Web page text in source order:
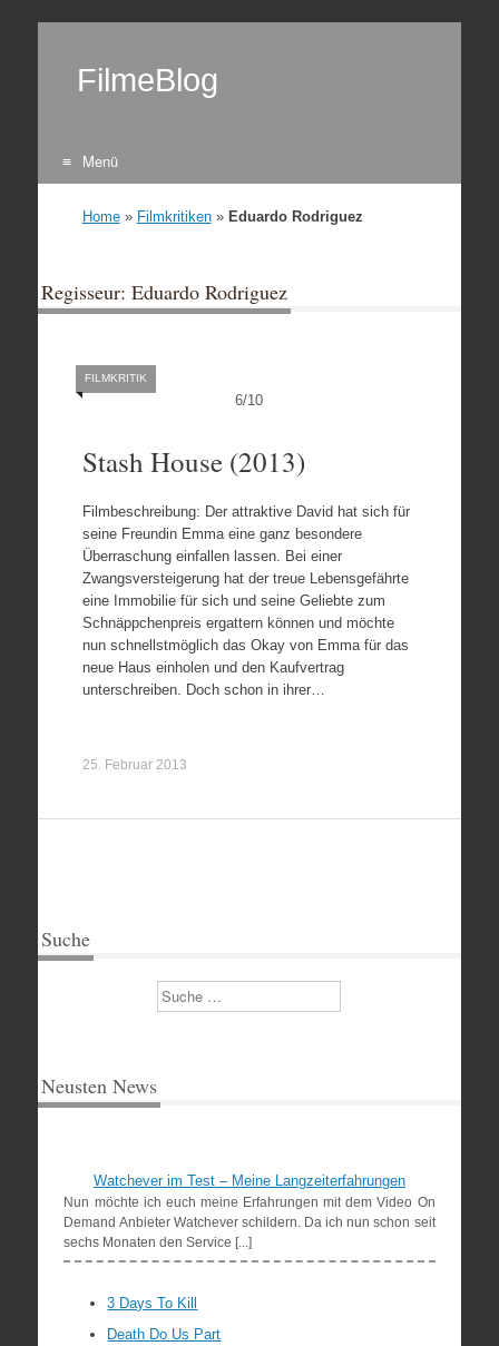
FilmeBlog
Menü
Home» Filmkritiken» Eduardo Rodriguez
Regisseur: Eduardo Rodriguez
6/10
FILMKRITIK
Stash House (2013)
Filmbeschreibung: Der attraktive David hat sich für
seine Freundin Emma eine ganz besondere
Überraschung einfallen lassen. Bei einer
Zwangsversteigerung hat der treue Lebensgefährte
eine Immobilie für sich und seine Geliebte zum
Schnäppchenpreis ergattern können und möchte
nun schnellstmöglich das Okay von Emma für das
neue Haus einholen und den Kaufvertrag
unterschreiben. Doch schon in ihrer…
25. Februar 2013
Suche
Suchen
Neusten News
Watchever im Test – Meine Langzeiterfahrungen
Nun möchte ich euch meine Erfahrungen mit dem Video On
Demand Anbieter Watchever schildern. Da ich nun schon seit
sechs Monaten den Service [...]
3 Days To Kill
Death Do Us Part